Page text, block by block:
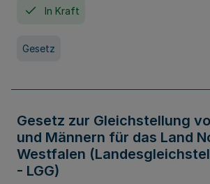
In Kraft
Gesetz
Gesetz zur Gleichstellung
und Männern für das Land
Westfalen
- LGG)